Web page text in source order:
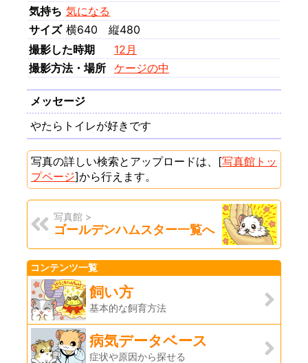
気持ち 気になる
サイズ 横640 縦480
撮影した時期
12月
撮影方法・場所 ケージの中
メッセージ
やたらトイレが好きです
写真の詳しい検索とアップロードは、[写真館トッ
プページ]から行えます。
写真館 >
ゴールデンハムスター一覧へ
コンテンツ一覧
飼い方
基本的な飼育方法
病気データベース
症状や原因から探せる